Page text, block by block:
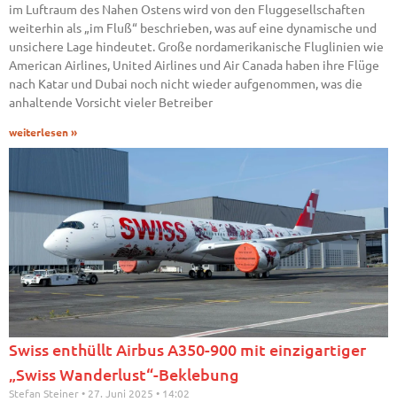
im Luftraum des Nahen Ostens wird von den Fluggesellschaften
weiterhin als „im Fluß“ beschrieben, was auf eine dynamische und
unsichere Lage hindeutet. Große nordamerikanische Fluglinien wie
American Airlines, United Airlines und Air Canada haben ihre Flüge
nach Katar und Dubai noch nicht wieder aufgenommen, was die
anhaltende Vorsicht vieler Betreiber
weiterlesen »
Swiss enthüllt Airbus A350-900 mit einzigartiger
„Swiss Wanderlust“-Beklebung
Stefan Steiner 27. Juni 2025 14:02